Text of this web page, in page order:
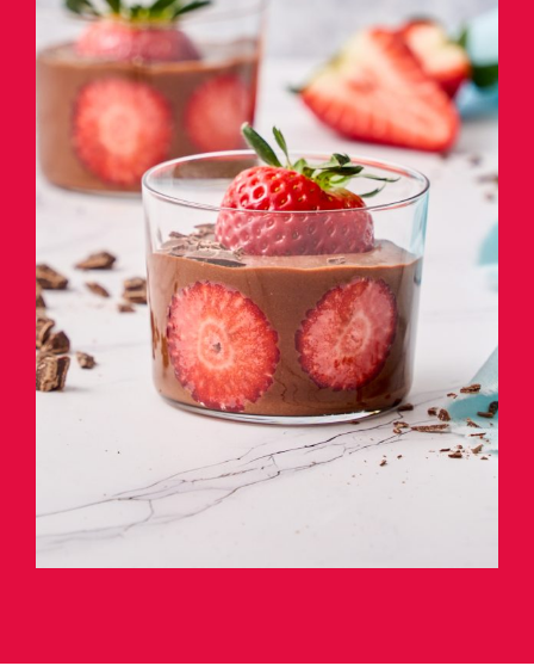
Mousse di cioccolato fondente
con fragole fresche
Scopri la Ricetta